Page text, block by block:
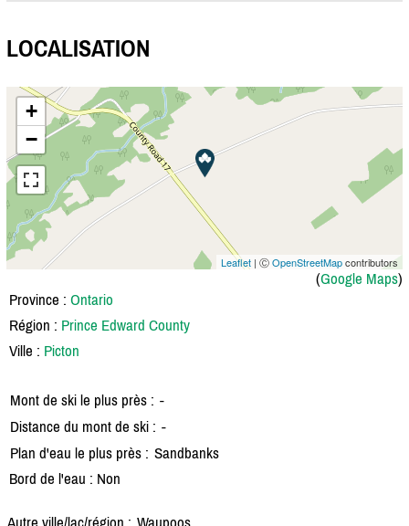
LOCALISATION
+
−
Leaflet | ⒸOpenStreetMapcontributors
(Google Maps)
Province : Ontario
Région : Prince Edward County
Ville : Picton
Mont de ski le plus près : -
Distance du mont de ski : -
Plan d'eau le plus près : Sandbanks
Bord de l'eau : Non
Autre ville/lac/région : Waupoos